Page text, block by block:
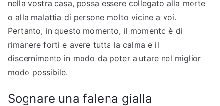
nella vostra casa, possa essere collegato alla morte
o alla malattia di persone molto vicine a voi.
Pertanto, in questo momento, il momento è di
rimanere forti e avere tutta la calma e il
discernimento in modo da poter aiutare nel miglior
modo possibile.
Sognare una falena gialla